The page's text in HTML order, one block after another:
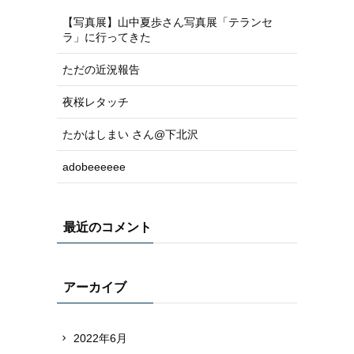
【写真展】山中夏歩さん写真展「テランセ
ラ」に行ってきた
ただの近況報告
夜桜レタッチ
たかはしまい さん@下北沢
adobeeeeee
最近のコメント
アーカイブ
2022年6月